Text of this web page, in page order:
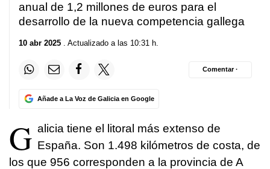
anual de 1,2 millones de euros para el
desarrollo de la nueva competencia gallega
10 abr 2025 . Actualizado a las 10:31 h.
Añade a La Voz de Galicia en Google
Comentar ·
G alicia tiene el litoral más extenso de
España. Son 1.498 kilómetros de costa, de
los que 956 corresponden a la provincia de A